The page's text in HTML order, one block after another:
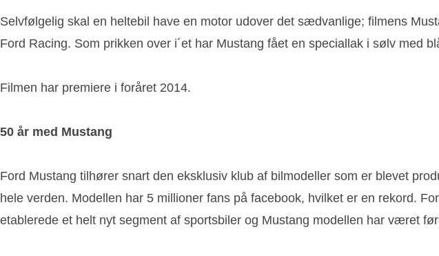
Selvfølgelig skal en heltebil have en motor udover det sædvanlige; filmens
Ford Racing. Som prikken over i´et har Mustang fået en speciallak i sølv med
Filmen har premiere i foråret 2014.
50 år med Mustang
Ford Mustang tilhører snart den eksklusiv klub af bilmodeller som er blevet
hele verden. Modellen har 5 millioner fans på facebook, hvilket er en rekord.
etablerede et helt nyt segment af sportsbiler og Mustang modellen har været